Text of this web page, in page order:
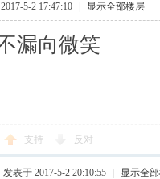
5-2 17:47:10 显示全部楼层
漏向微笑
支持 反对
发表于 2017-5-2 20:10:55 显示全